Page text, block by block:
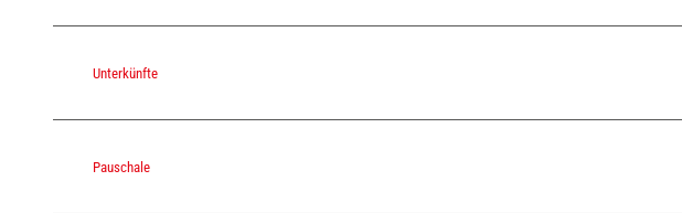
Unterkünfte
Pauschale